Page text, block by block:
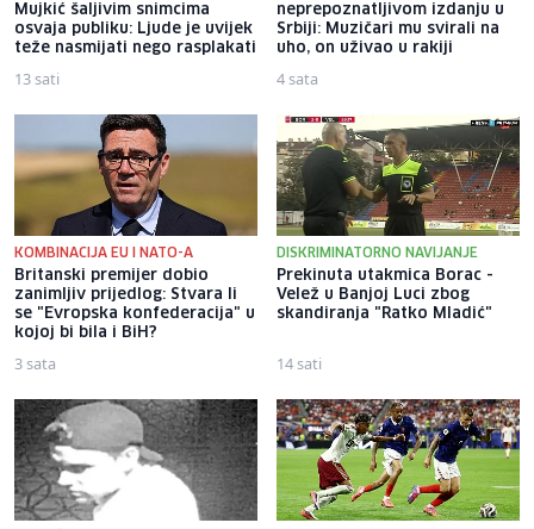
Mujkić šaljivim snimcima
osvaja publiku: Ljude je uvijek
teže nasmijati nego rasplakati
13 sati
neprepoznatljivom izdanju u
Srbiji: Muzičari mu svirali na
uho, on uživao u rakiji
4 sata
KOMBINACIJA EU I NATO-A
Britanski premijer dobio
zanimljiv prijedlog: Stvara li
se "Evropska konfederacija" u
kojoj bi bila i BiH?
3 sata
DISKRIMINATORNO NAVIJANJE
Prekinuta utakmica Borac -
Velež u Banjoj Luci zbog
skandiranja "Ratko Mladić"
14 sati